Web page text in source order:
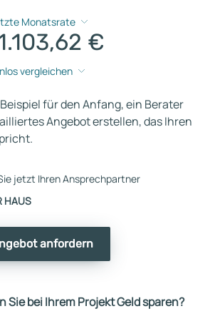
Monatsrate
€
vergleichen
für den Anfang, ein Berater
Angebot erstellen, das Ihren
jetzt Ihren Ansprechpartner
HAUS
anfordern
Sie bei Ihrem Projekt Geld sparen?